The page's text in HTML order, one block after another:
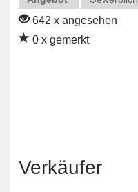
642 x angesehen
0 x gemerkt
Verkäufer